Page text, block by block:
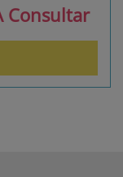
Consultar